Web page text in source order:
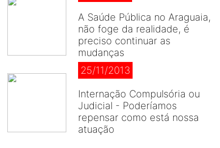
A Saúde Pública no Araguaia,
não foge da realidade, é
preciso continuar as
mudanças
25/11/2013
Internação Compulsória ou
Judicial - Poderíamos
repensar como está nossa
atuação